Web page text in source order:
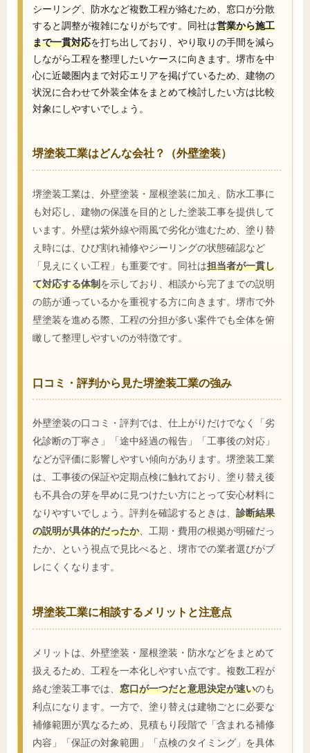
シーリング、防水など複数工程が絡むため、窓口が分散
すると調整が複雑になりがちです。同社は営業から施工
まで一貫対応を打ち出しており、やり取りの手間を減ら
しながら工程を整理したいケースに向きます。堺市を中
心に近畿圏内まで対応エリアを掲げているため、建物の
状況に合わせて外装全体をまとめて検討したい方は比較
対象にしやすいでしょう。
堺塗装工業はどんな会社？（外壁塗装）
堺塗装工業は、外壁塗装・屋根塗装に加え、防水工事に
も対応し、建物の保護を目的とした塗装工事を提供して
います。外壁は紫外線や雨風で劣化が進むため、塗り替
え時には、ひび割れ補修やシーリングの状態確認など
「見えにくい工程」も重要です。同社は担当者が一貫し
て対応する体制を示しており、相談から完了までの説明
の筋が通っているかを重視する方に向きます。堺市で外
壁塗装を進める際、工程の分担が多い案件でも全体を俯
瞰して整理しやすいのが特徴です。
口コミ・評判から見た堺塗装工業の強み
外壁塗装の口コミ・評判では、仕上がりだけでなく「劣
化診断の丁寧さ」「途中経過の報告」「工事後の対応」
などが評価に影響しやすい傾向があります。堺塗装工業
は、工事後の保証や定期点検に触れており、塗り替え後
も不具合の芽を早めに見つけたい方にとって安心材料に
なりやすいでしょう。評判を確認するときは、 診断結果
の説明が具体的だったか、工期・費用の根拠が明確だっ
たか、という視点で見比べると、堺市での業者選びがブ
レにくくなります。
堺塗装工業に相談するメリットと注意点
メリットは、外壁塗装・屋根塗装・防水などをまとめて
扱えるため、工程を一本化しやすい点です。複数工程が
絡む塗装工事では、 窓口が一つだと意思決定が速いのも
利点になります。一方で、塗り替えは建物ごとに必要な
補修範囲が異なるため、見積もり段階で「含まれる補修
内容」「保証の対象範囲」「点検のタイミング」を具体